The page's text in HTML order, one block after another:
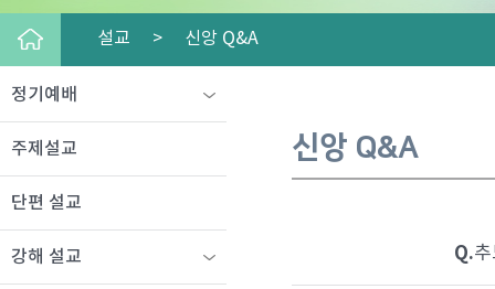
설교 > 신앙 Q&A
신앙 Q&A
Q.
정기예배
주제설교
단편 설교
강해 설교